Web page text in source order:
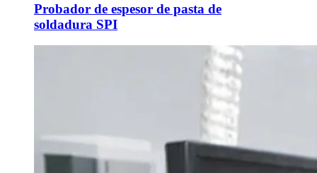
Probador de espesor de pasta de
soldadura SPI